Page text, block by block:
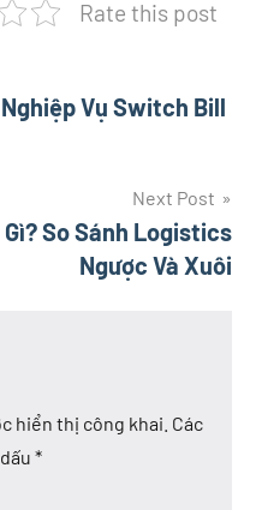
Rate this post
Vụ Switch Bill
Next Post
So Sánh Logistics
Ngược Và Xuôi
hiển thị công khai. Các
*